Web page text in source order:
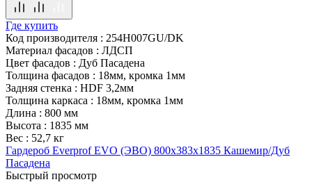
Где купить
Код производителя : 254H007GU/DK
Материал фасадов : ЛДСП
Цвет фасадов : Дуб Пасадена
Толщина фасадов : 18мм, кромка 1мм
Задняя стенка : HDF 3,2мм
Толщина каркаса : 18мм, кромка 1мм
Длина : 800 мм
Высота : 1835 мм
Вес : 52,7 кг
Гардероб Everprof EVO (ЭВО) 800х383x1835 Кашемир/Дуб
Пасадена
Быстрый просмотр